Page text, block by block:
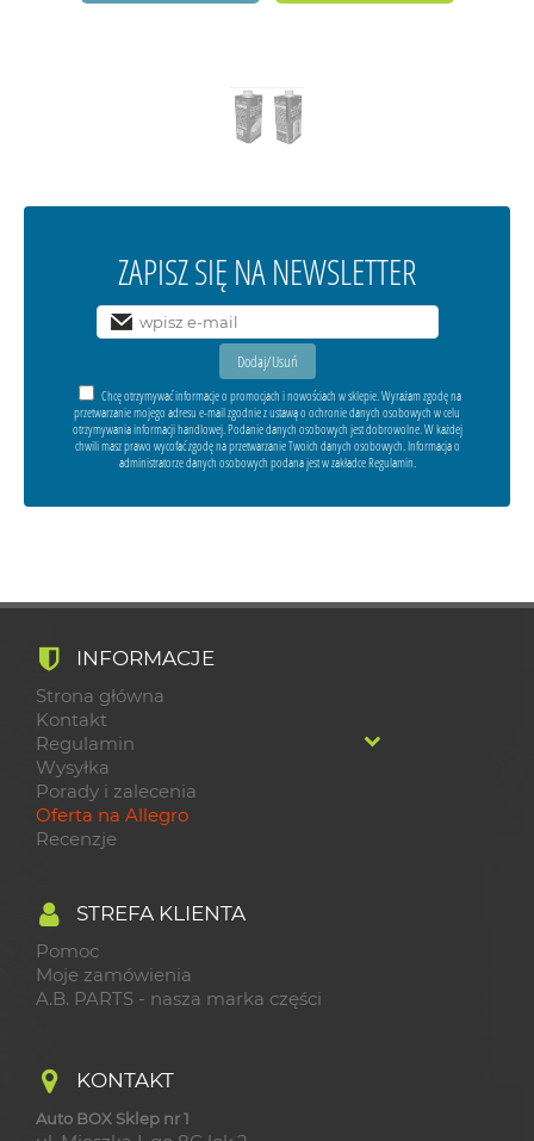
ZAPISZ SIĘ NA NEWSLETTER
Chcę otrzymywać informacje o promocjach i nowościach w sklepie. Wyrażam zgodę na
przetwarzanie mojego adresu e-mail zgodnie z ustawą o ochronie danych osobowych w celu
otrzymywania informacji handlowej. Podanie danych osobowych jest dobrowolne. W każdej
chwili masz prawo wycofać zgodę na przetwarzanie Twoich danych osobowych. Informacja o
administratorze danych osobowych podana jest w zakładce Regulamin.
INFORMACJE
Strona główna
Kontakt
Regulamin
Wysyłka
Porady i zalecenia
Oferta na Allegro
Recenzje
STREFA KLIENTA
Pomoc
Moje zamówienia
A.B. PARTS - nasza marka części
KONTAKT
Auto BOX Sklep nr 1